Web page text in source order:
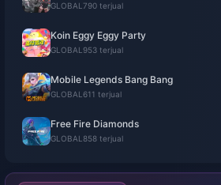
GLOBAL 790 terjual
Koin Eggy Eggy Party
GLOBAL 953 terjual
Mobile Legends Bang Bang
GLOBAL 611 terjual
Free Fire Diamonds
GLOBAL 858 terjual